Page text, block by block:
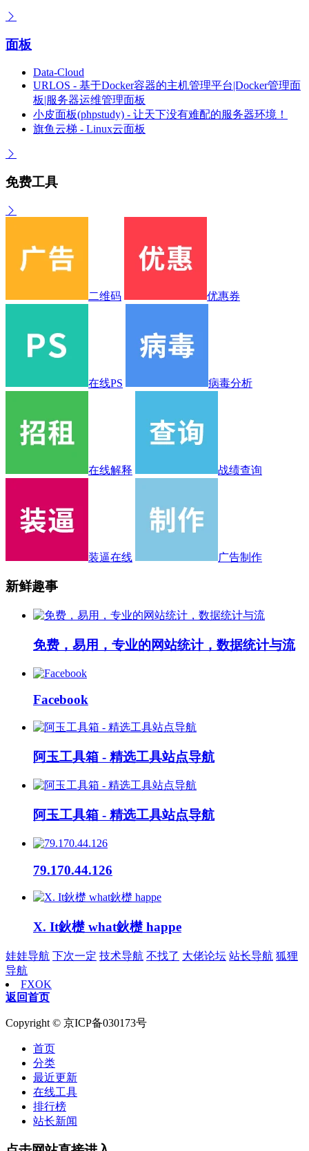
面板
Data-Cloud
URLOS - 基于Docker容器的主机管理平台|Docker管理面
板|服务器运维管理面板
小皮面板(phpstudy) - 让天下没有难配的服务器环境！
旗鱼云梯 - Linux云面板
免费工具
二维码 优惠券
在线PS 病毒分析
在线解释 战绩查询
装逼在线 广告制作
新鲜趣事
免费，易用，专业的网站统计，数据统计与流
Facebook
阿玉工具箱 - 精选工具站点导航
阿玉工具箱 - 精选工具站点导航
79.170.44.126
X. It鈥檚 what鈥檚 happe
娃娃导航 下次一定 技术导航 不找了 大佬论坛 站长导航 狐狸
导航
FXOK
返回首页
Copyright © 京ICP备030173号
首页
分类
最近更新
在线工具
排行榜
站长新闻